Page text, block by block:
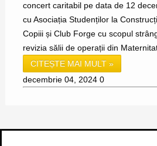
concert caritabil pe data de 12
cu Asociația Studenților la
Copiii și Club Forge cu scopul
revizia sălii de operații din
CITEȘTE MAI MULT »
decembrie 04, 2024 0